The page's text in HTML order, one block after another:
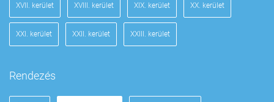
XVII. kerület XVIII. kerület XIX. kerület XX. kerület
XXI. kerület XXII. kerület XXIII. kerület
Rendezés